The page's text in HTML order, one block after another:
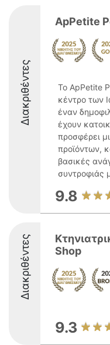
Διακριθέντες
ApPetite
Το ApPetite
κέντρο των
έναν
έχουν
προσφέρει
προϊόντων,
βασικές
συντροφιάς
9.8
Διακριθέντες
Shop
9.3